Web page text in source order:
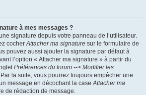
à mes messages ?
signature depuis votre panneau de l’utilisateur.
cocher Attacher ma signature sur le formulaire de
pouvez aussi ajouter la signature par défaut à
l’option « Attacher ma signature » à partir du
Préférences du forum --> Modifier les
la suite, vous pourrez toujours empêcher une
message en décochant la case Attacher ma
de rédaction de message.